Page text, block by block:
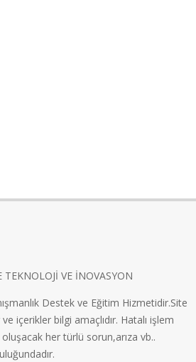
VE İNOVASYON
Destek ve Eğitim Hizmetidir.Site
içerikler bilgi amaçlıdır. Hatalı işlem
her türlü sorun,arıza vb..